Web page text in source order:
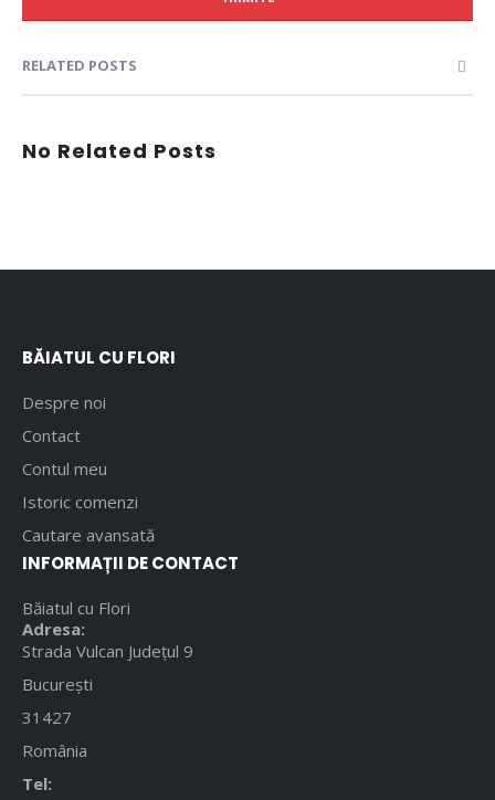
RELATED POSTS
No Related Posts
BĂIATUL CU FLORI
Despre noi
Contact
Contul meu
Istoric comenzi
Cautare avansată
INFORMAȚII DE CONTACT
Băiatul cu Flori
Adresa:
Strada Vulcan Județul 9
București
31427
România
Tel: